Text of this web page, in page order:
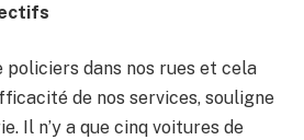
policiers dans nos rues et cela
de nos services, souligne
Il n’y a que cinq voitures de